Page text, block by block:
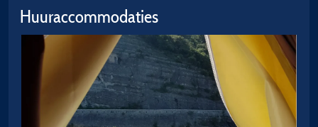
Huuraccommodaties